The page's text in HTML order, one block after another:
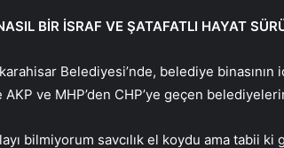
BİR İSRAF VE ŞATAFATLI HAYAT
Belediyesi’nde, belediye
AKP ve MHP’den CHP’ye geçen
bilmiyorum savcılık el koydu ama tabii